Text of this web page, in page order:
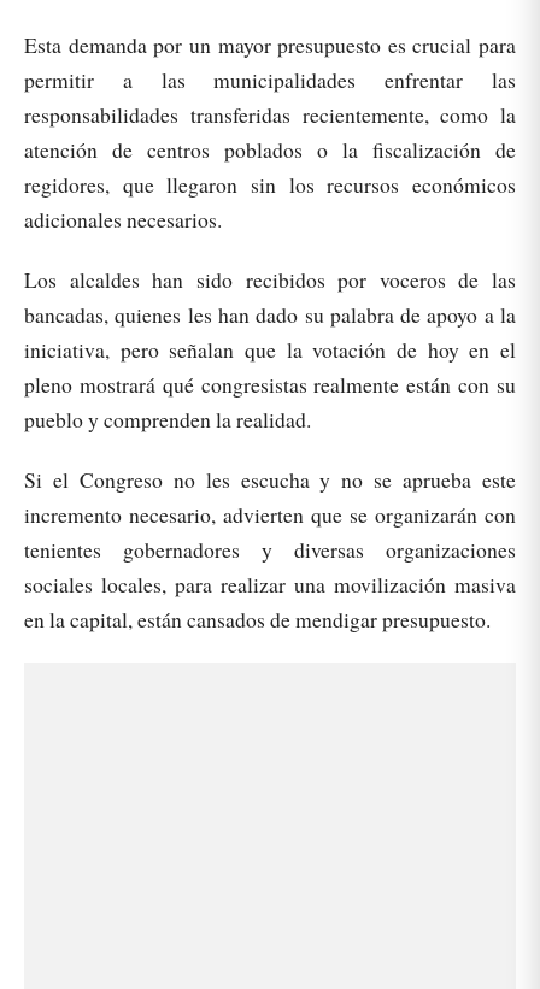
Esta demanda por un mayor presupuesto es crucial para
permitir a las municipalidades enfrentar las
responsabilidades transferidas recientemente, como la
atención de centros poblados o la fiscalización de
regidores, que llegaron sin los recursos económicos
adicionales necesarios.
Los alcaldes han sido recibidos por voceros de las
bancadas, quienes les han dado su palabra de apoyo a la
iniciativa, pero señalan que la votación de hoy en el
pleno mostrará qué congresistas realmente están con su
pueblo y comprenden la realidad.
Si el Congreso no les escucha y no se aprueba este
incremento necesario, advierten que se organizarán con
tenientes gobernadores y diversas organizaciones
sociales locales, para realizar una movilización masiva
en la capital, están cansados de mendigar presupuesto.